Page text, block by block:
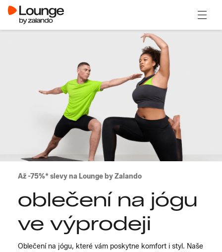
Až -75%* slevy na Lounge by Zalando
oblečení na jógu
ve výprodeji
Oblečení na jógu, které vám poskytne komfort i styl. Naše